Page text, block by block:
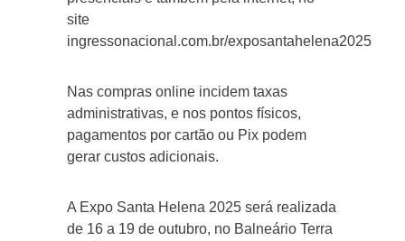
site
ingressonacional.com.br/exposantahelena2025
Nas compras online incidem taxas
administrativas, e nos pontos físicos,
pagamentos por cartão ou Pix podem
gerar custos adicionais.
A Expo Santa Helena 2025 será realizada
de 16 a 19 de outubro, no Balneário Terra